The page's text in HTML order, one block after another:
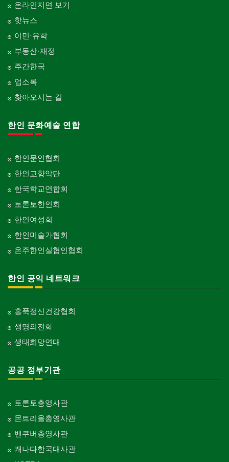
온라인지면 보기
핫뉴스
이민·유학
부동산·재정
주간한국
업소록
찾아오시는 길
한인 문화예술 연합
한인문인협회
한인교향악단
한국학교연합회
토론토한인회
한인여성회
한인미술가협회
온주한인실협인협회
한인 공익 네트워크
홍푹정신건강협회
생명의전화
생태희망연대
공공 정부기관
토론토총영사관
몬트리올총영사관
벤쿠버총영사관
캐나다한국대사관